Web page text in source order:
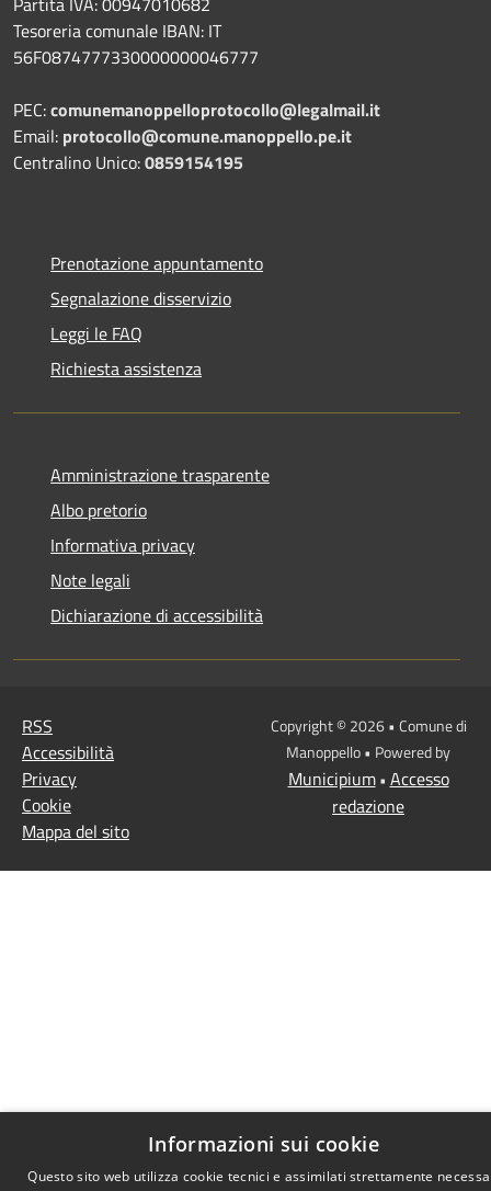
Tesoreria comunale IBAN: IT
56F0874777330000000046777
PEC:comunemanoppelloprotocollo@legalmail.it
Email: protocollo@comune.manoppello.pe.it
Centralino Unico:0859154195
Prenotazione appuntamento
Segnalazione disservizio
Leggi le FAQ
Richiesta assistenza
Amministrazione trasparente
Albo pretorio
Informativa privacy
Note legali
Dichiarazione di accessibilità
RSS
Accessibilità
Privacy
Cookie
Mappa del sito
Copyright © 2026 • Comune di
Manoppello • Powered by
Municipium• Accesso
redazione
Informazioni sui cookie
Questo sito web utilizza cookie tecnici e assimilati strettamente